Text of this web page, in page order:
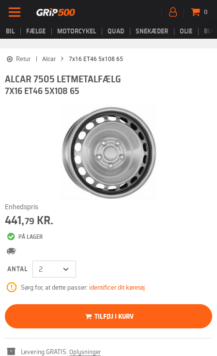
BIL FÆLGE MOTORCYKEL QUAD SNEKÆDER OLIE
0
Retur Alcar 7x16 ET46 5x108 65
ALCAR 7505 LETMETALFÆLG
7X16 ET46 5X108 65
Enhedspris
441,79 KR.
PÅ LAGER
ANTAL
Sørg for, at dette passer: identificer dit køretøj
TILFØJ I KURV
Levering GRATIS. Oplysninger